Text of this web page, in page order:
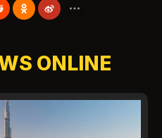
ONLINE